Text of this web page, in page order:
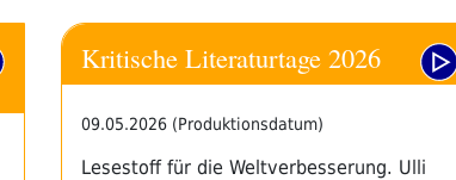
Kritische Literaturtage 2026
09.05.2026 (Produktionsdatum)
Lesestoff für die Weltverbesserung. Ulli